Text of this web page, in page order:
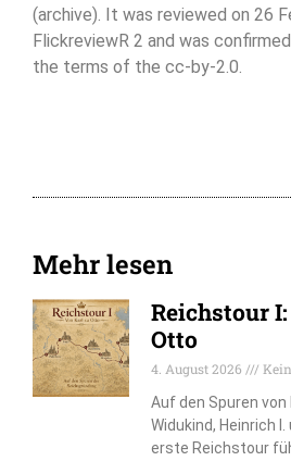
(archive). It was reviewed on 26
FlickreviewR 2 and was
the terms of the cc-by-2.0.
Mehr lesen
Reichstour
Otto
4. August 2026
Auf den Spuren von
Widukind, Heinrich
erste Reichstour